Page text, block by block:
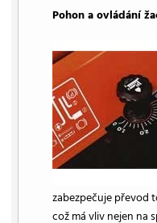
Pohon a ovládání
zabezpečuje převod
což má vliv nejen na